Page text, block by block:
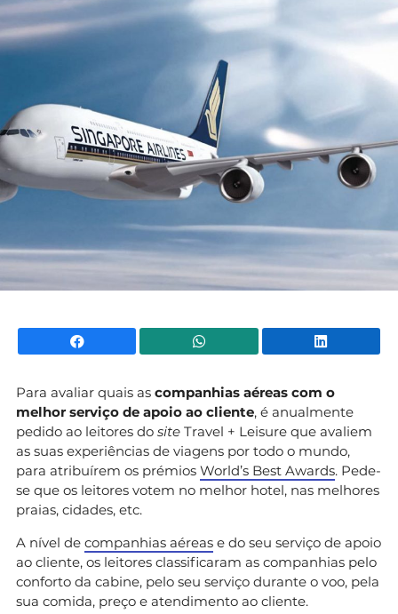
Facebook WhatsApp
Para avaliar quais as companhias aéreas com o
melhor serviço de apoio ao cliente, é anualmente
pedido ao leitores do site Travel + Leisure que avaliem
as suas experiências de viagens por todo o mundo,
para atribuírem os prémios World’s Best Awards. Pede-
se que os leitores votem no melhor hotel, nas melhores
praias, cidades, etc.
A nível de companhias aéreas e do seu serviço de apoio
ao cliente, os leitores classificaram as companhias pelo
conforto da cabine, pelo seu serviço durante o voo, pela
sua comida, preço e atendimento ao cliente.